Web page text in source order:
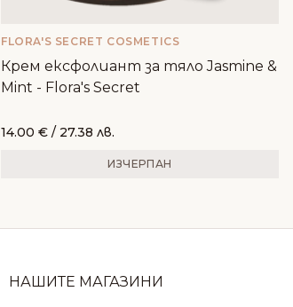
FLORA'S SECRET COSMETICS
Крем ексфолиант за тяло Jasmine &
Mint - Flora's Secret
14.00 € / 27.38 лв.
ИЗЧЕРПАН
НАШИТЕ МАГАЗИНИ